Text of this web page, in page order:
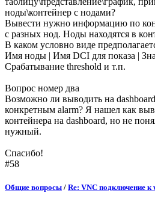
ноды\контейнер с нодами?
Вывести нужно информацию по
с разных нод. Ноды находятся в
В каком условно виде
Имя ноды | Имя DCI для показа |
Срабатывание threshold и т.п.
Вопрос номер два
Возможно ли выводить на
конкретным alarm? Я нашел как
контейнера на dashboard, но не
нужный.
Спасибо!
#58
Общие вопросы / Re: VNC подключение